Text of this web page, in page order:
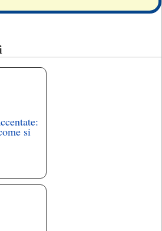
si